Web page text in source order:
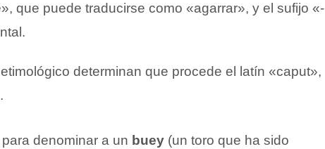
que puede traducirse como «agarrar», y el sufijo «-
determinan que procede el latín «caput»,
denominar a un buey (un toro que ha sido